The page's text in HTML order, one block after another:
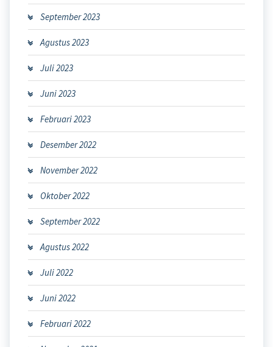
September 2023
Agustus 2023
Juli 2023
Juni 2023
Februari 2023
Desember 2022
November 2022
Oktober 2022
September 2022
Agustus 2022
Juli 2022
Juni 2022
Februari 2022